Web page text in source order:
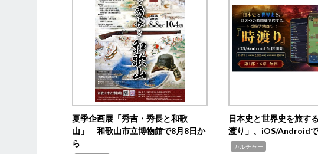
夏季企画展「秀吉・秀長と和歌
山」 和歌山市立博物館で8月8日か
ら
日本史と世界史を旅す
渡り」、iOS/Android
カルチャー